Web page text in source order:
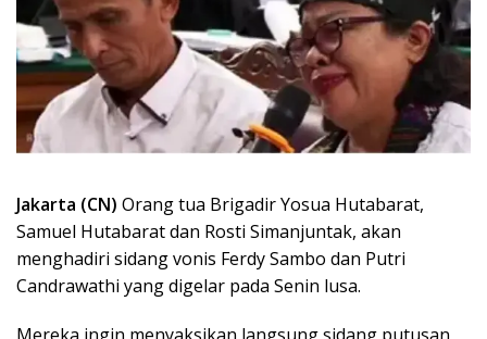
Jakarta (CN) Orang tua Brigadir Yosua Hutabarat,
Samuel Hutabarat dan Rosti Simanjuntak, akan
menghadiri sidang vonis Ferdy Sambo dan Putri
Candrawathi yang digelar pada Senin lusa.